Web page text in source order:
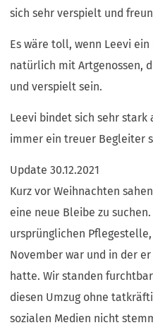
sich sehr verspielt und
Es wäre toll, wenn Leevi
natürlich mit Artgenossen,
und verspielt sein.
Leevi bindet sich sehr stark
immer ein treuer Begleiter
Update 30.12.2021
Kurz vor Weihnachten
eine neue Bleibe zu
ursprünglichen
November war und in der
hatte. Wir standen
diesen Umzug ohne
sozialen Medien nicht